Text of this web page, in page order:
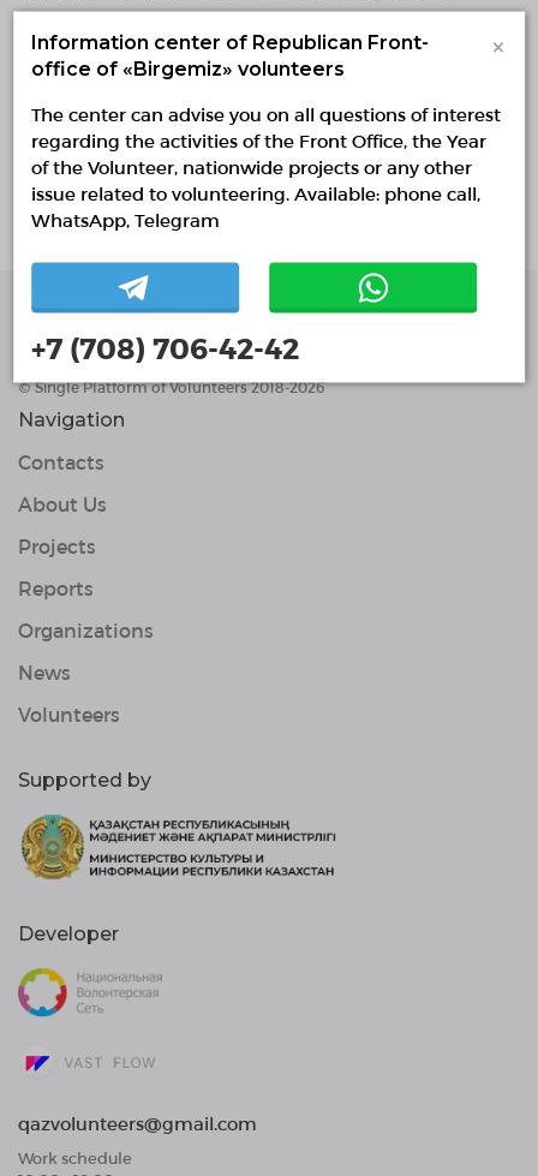
Voluntary activities
Implementing Planned
No active projects
Single Platform of
Volunteers
© Single Platform of Volunteers 2018-2026
Navigation
Contacts
About Us
Projects
Reports
Organizations
News
Volunteers
Supported by
Developer
qazvolunteers@gmail.com
Work schedule
Information center of Republican Front-
office of «Birgemiz» volunteers
×
The center can advise you on all questions of interest
regarding the activities of the Front Office, the Year
of the Volunteer, nationwide projects or any other
issue related to volunteering. Available: phone call,
WhatsApp, Telegram
+7 (708) 706-42-42